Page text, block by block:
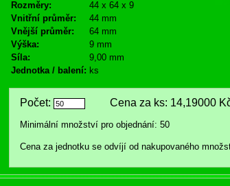
Rozměry:
44 x 64 x 9
Vnitřní průměr:
44 mm
Vnější průměr:
64 mm
Výška:
9 mm
Síla:
9,00 mm
Jednotka / balení: ks
Počet: Cena za ks: 14,19000
Minimální množství pro objednání: 50
Cena za jednotku se odvíjí od nakupovaného